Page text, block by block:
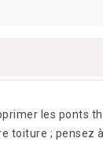
les ponts
toiture ; pensez